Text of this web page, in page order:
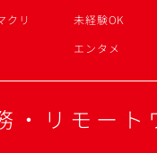
クリ
未経験OK
エンタメ
・リモート